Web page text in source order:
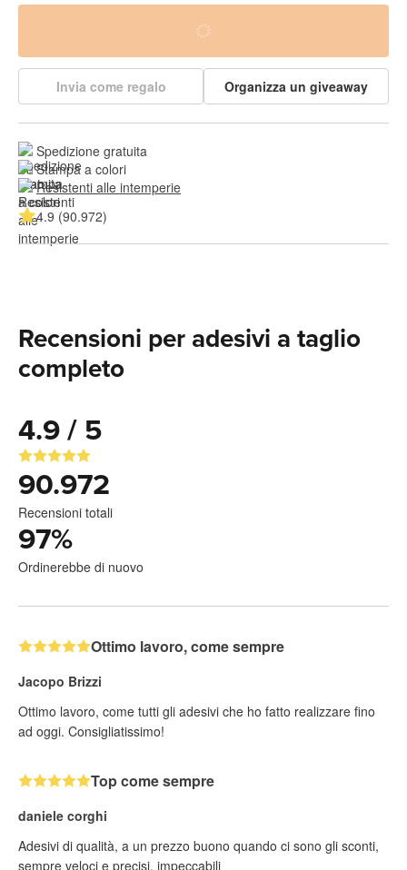
Invia come regalo Organizza un giveaway
Spedizione gratuita
Stampa a colori
Resistenti alle intemperie
4.9 (90.972)
Recensioni per adesivi a taglio
completo
4.9 / 5
90.972
Recensioni totali
97%
Ordinerebbe di nuovo
Ottimo lavoro, come sempre
Jacopo Brizzi
Ottimo lavoro, come tutti gli adesivi che ho fatto realizzare fino
ad oggi. Consigliatissimo!
Top come sempre
daniele corghi
Adesivi di qualità, a un prezzo buono quando ci sono gli sconti,
sempre veloci e precisi, impeccabili